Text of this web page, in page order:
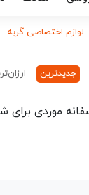
لوازم اختصاصی گربه
جدیدترین
موردی برای